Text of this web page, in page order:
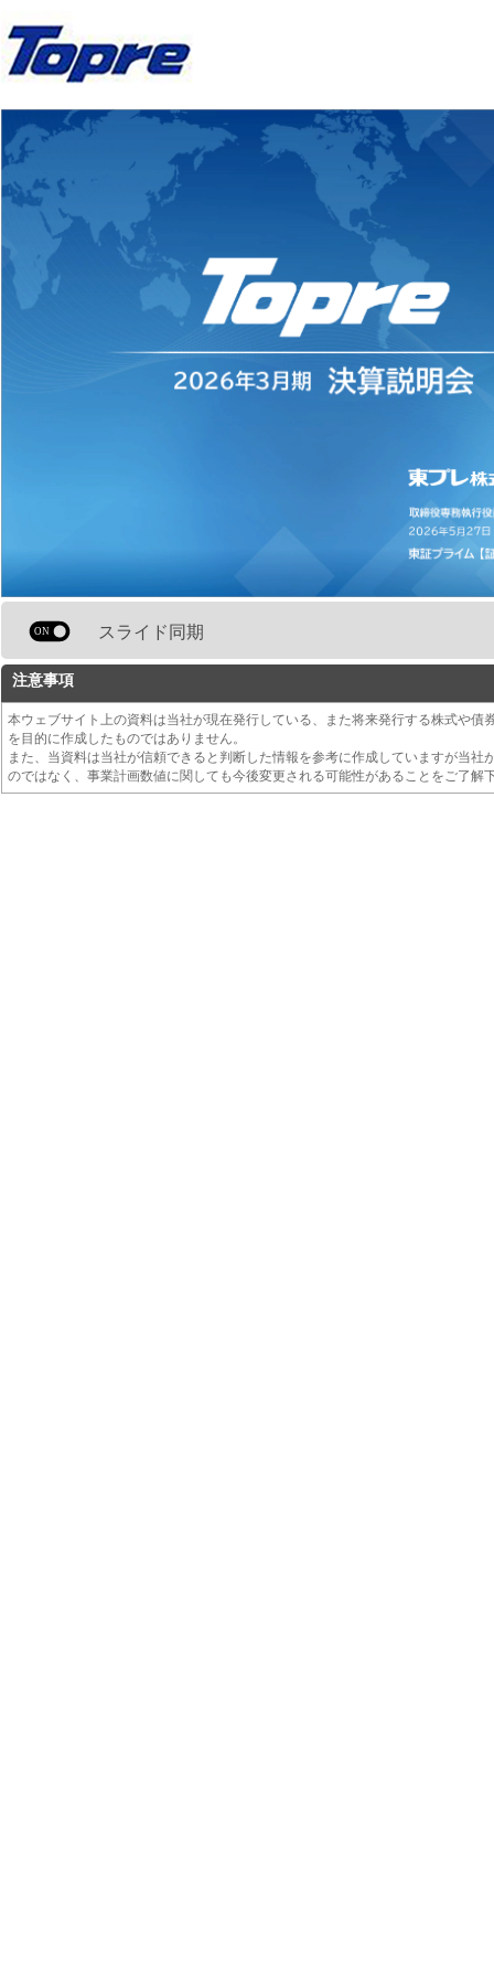
スライド同期
注意事項
本ウェブサイト上の資料は当社が現在発行している、また将来発行する株式や
を目的に作成したものではありません。
また、当資料は当社が信頼できると判断した情報を参考に作成していますが当
のではなく、事業計画数値に関しても今後変更される可能性があることをご了